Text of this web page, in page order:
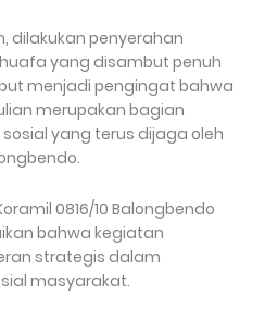
dilakukan penyerahan
yang disambut penuh
menjadi pengingat bahwa
merupakan bagian
yang terus dijaga oleh
0816/10 Balongbendo
bahwa kegiatan
strategis dalam
masyarakat.